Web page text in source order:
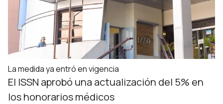
La medida ya entró en vigencia
El ISSN aprobó una actualización del 5% en
los honorarios médicos